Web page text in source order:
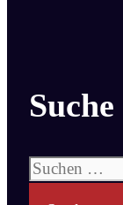
Suche
Suchen